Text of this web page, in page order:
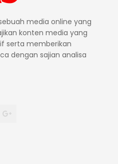
media online yang
konten media yang
serta memberikan
dengan sajian analisa